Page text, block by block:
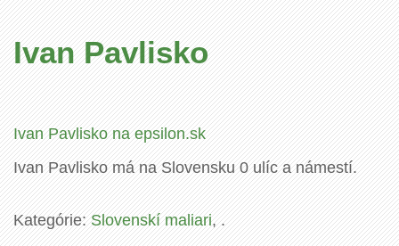
Ivan Pavlisko
Ivan Pavlisko na epsilon.sk
Ivan Pavlisko má na Slovensku 0 ulíc a námestí.
Kategórie:Slovenskí maliari, .